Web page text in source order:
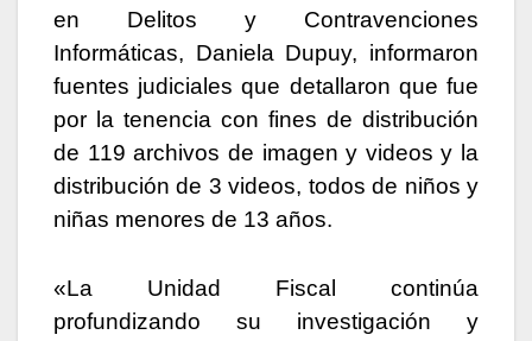
en Delitos y Contravenciones
Informáticas, Daniela Dupuy, informaron
fuentes judiciales que detallaron que fue
por la tenencia con fines de distribución
de 119 archivos de imagen y videos y la
distribución de 3 videos, todos de niños y
niñas menores de 13 años.
«La Unidad Fiscal continúa
profundizando su investigación y